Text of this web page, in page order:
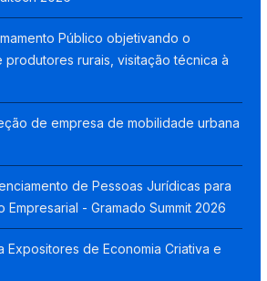
Público objetivando o
rurais, visitação técnica à
de empresa de mobilidade urbana
de Pessoas Jurídicas para
Empresarial - Gramado Summit 2026
Expositores de Economia Criativa e